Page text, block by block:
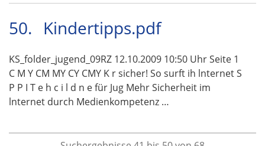
50. Kindertipps.pdf
KS_folder_jugend_09RZ 12.10.2009 10:50 Uhr Seite 1
C M Y CM MY CY CMY K r sicher! So surft ih lnternet S
P P I T e h c i l d n e für Jug Mehr Sicherheit im
lnternet durch Medienkompetenz …